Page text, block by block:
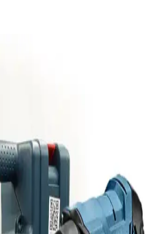
ayarlarla riskler azaltılabilir.
Denemeleri ve 2028'e
denemeler gerçekleştirdi.
güvenilirlik sunmayı
2028'e kadar sürecek. Altyapı ve